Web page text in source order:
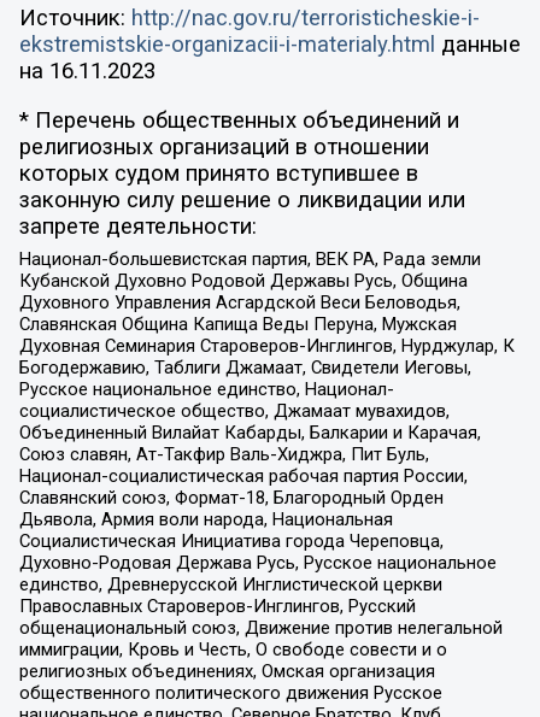
Источник: http://nac.gov.ru/terroristicheskie-i-
ekstremistskie-organizacii-i-materialy.html данные
на 16.11.2023
* Перечень общественных объединений и
религиозных организаций в отношении
которых судом принято вступившее в
законную силу решение о ликвидации или
запрете деятельности:
Национал-большевистская партия, ВЕК РА, Рада земли
Кубанской Духовно Родовой Державы Русь, Община
Духовного Управления Асгардской Веси Беловодья,
Славянская Община Капища Веды Перуна, Мужская
Духовная Семинария Староверов-Инглингов, Нурджулар, К
Богодержавию, Таблиги Джамаат, Свидетели Иеговы,
Русское национальное единство, Национал-
социалистическое общество, Джамаат мувахидов,
Объединенный Вилайат Кабарды, Балкарии и Карачая,
Союз славян, Ат-Такфир Валь-Хиджра, Пит Буль,
Национал-социалистическая рабочая партия России,
Славянский союз, Формат-18, Благородный Орден
Дьявола, Армия воли народа, Национальная
Социалистическая Инициатива города Череповца,
Духовно-Родовая Держава Русь, Русское национальное
единство, Древнерусской Инглистической церкви
Православных Староверов-Инглингов, Русский
общенациональный союз, Движение против нелегальной
иммиграции, Кровь и Честь, О свободе совести и о
религиозных объединениях, Омская организация
общественного политического движения Русское